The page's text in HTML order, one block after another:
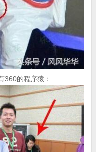
360的程序猿：